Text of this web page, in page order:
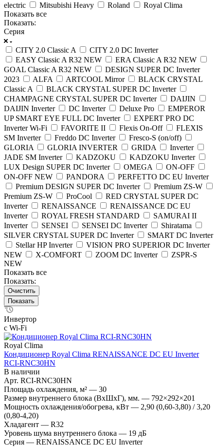
electric
Mitsubishi Heavy Roland
Royal Clima
Показать все
Показать:
Серия
CITY 2.0 Classic A
CITY 2.0 DC Inverter
EASY Classic A R32 NEW
ERA Classic A R32 NEW
GOAL Classic A R32 NEW
DESIGN SUPER DC Inverter
2023
ALFA ARTCOOL Mirror
BLACK CRYSTAL
Classic A
BLACK CRYSTAL SUPER DC Inverter
CHAMPAGNE CRYSTAL SUPER DC Inverter
DAIJIN
DAIJIN Inverter
DC Inverter Deluxe Pro
EMPEROR
UP SMART EYE FULL DC Inverter
EXPERT PRO DC
Inverter Wi-Fi
FAVORITE II Flexis On-Off
FLEXIS
SM Inverter
Freddo DC Inverter
Fresco-S (on/off)
GLORIA
GLORIA INVERTER GRIDA
Inverter
JADE SM Inverter
KADZOKU
KADZOKU Inverter
LUX Design SUPER DC Inverter
OMEGA
ON-OFF
ON-OFF NEW
PANDORA
PERFETTO DC EU Inverter
Premium DESIGN SUPER DC Inverter
Premium ZS-W
Premium ZS-W
ProCool
RED CRYSTAL SUPER DC
Inverter
RENAISSANCE
RENAISSANCE DC EU
Inverter
ROYAL FRESH STANDARD
SAMURAI II
Inverter
SENSEI SENSEI DC Inverter
Shiratama
SILVER CRYSTAL SUPER DC Inverter
SMART DC Inverter
Stellar HP Inverter
VISION PRO SUPERIOR DC Inverter
NEW
X-COMFORT ZOOM DC Inverter
ZSPR-S
NEW
Показать все
Показать:
Очистить
Инвертор
с Wi-Fi
Royal Clima
Кондиционер Royal Clima RENAISSANCE DC EU Inverter
RCI-RNС30HN
В наличии
Арт. RCI-RNС30HN
Площадь охлаждения, м² — 30
Размер внутреннего блока (ВхШхГ), мм. — 792×292×201
Мощность охлаждения/обогрева, кВт — 2,90 (0,60-3,80) / 3,20
(0,80-4,20)
Хладагент — R32
Уровень шума внутреннего блока — 19 дБ
Серия — RENAISSANCE DC EU Inverter